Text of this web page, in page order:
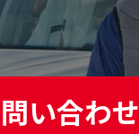
い合わせ